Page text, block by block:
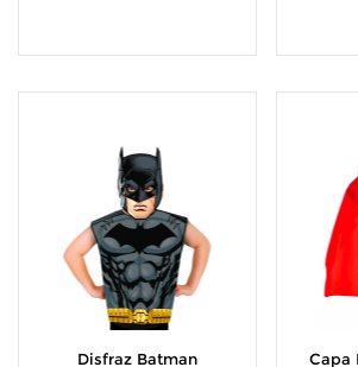
Disfraz Batman
Capa